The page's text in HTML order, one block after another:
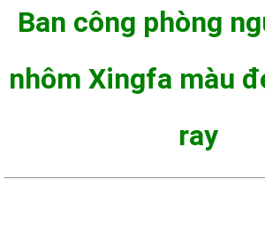
Ban công phòng
nhôm Xingfa màu
ray